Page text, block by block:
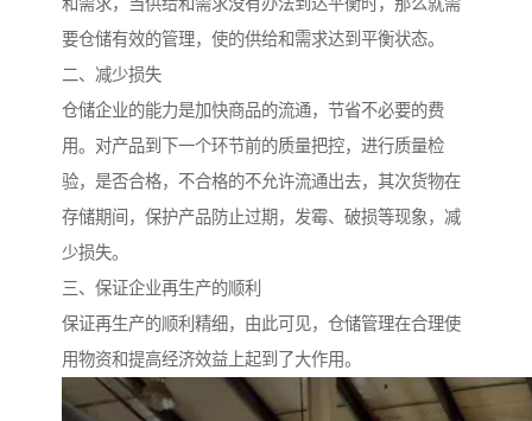
和需求，当供给和需求没有办法到达平衡时，那么就需
要仓储有效的管理，使的供给和需求达到平衡状态。
二、减少损失
仓储企业的能力是加快商品的流通，节省不必要的费
用。对产品到下一个环节前的质量把控，进行质量检
验，是否合格，不合格的不允许流通出去，其次货物在
存储期间，保护产品防止过期，发霉、破损等现象，减
少损失。
三、保证企业再生产的顺利
保证再生产的顺利精细，由此可见，仓储管理在合理使
用物资和提高经济效益上起到了大作用。